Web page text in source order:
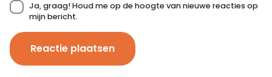
Ja, graag! Houd me op de hoogte van nieuwe reacties op
mijn bericht.
Reactie plaatsen